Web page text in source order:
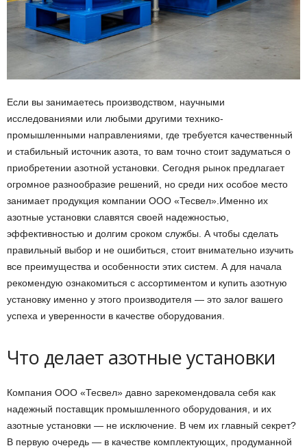
Если вы занимаетесь производством, научными
исследованиями или любыми другими технико-
промышленными направлениями, где требуется качественный
и стабильный источник азота, то вам точно стоит задуматься о
приобретении азотной установки. Сегодня рынок предлагает
огромное разнообразие решений, но среди них особое место
занимает продукция компании ООО «Тесвел».Именно их
азотные установки славятся своей надежностью,
эффективностью и долгим сроком службы. А чтобы сделать
правильный выбор и не ошибиться, стоит внимательно изучить
все преимущества и особенности этих систем. А для начала
рекомендую ознакомиться с ассортиментом и купить азотную
установку именно у этого производителя — это залог вашего
успеха и уверенности в качестве оборудования.
Что делает азотные установки
Компания ООО «Тесвел» давно зарекомендовала себя как
надежный поставщик промышленного оборудования, и их
азотные установки — не исключение. В чем их главный секрет?
В первую очередь — в качестве комплектующих, продуманной